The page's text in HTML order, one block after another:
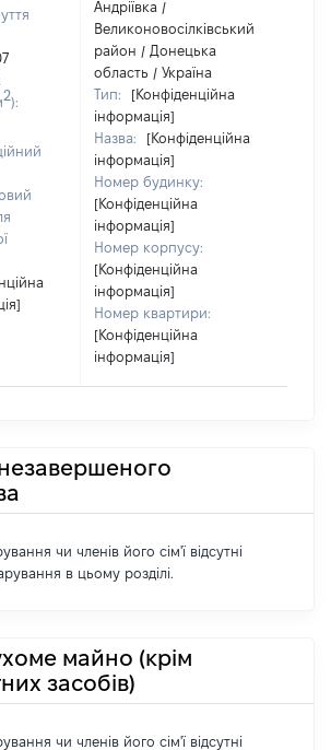
2):
Андріївка /
Великоновосілківський
район / Донецька
область / Україна
Тип:
[Конфіденційна
інформація]
Назва:
[Конфіденційна
інформація]
Номер будинку:
[Конфіденційна
інформація]
Номер корпусу:
[Конфіденційна
інформація]
Номер квартири:
[Конфіденційна
інформація]
чи членів його сім'ї відсутні
в цьому розділі.
майно (крім
засобів)
чи членів його сім'ї відсутні